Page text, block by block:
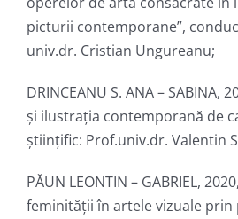
picturii contemporane”,
univ.dr. Cristian Ungureanu;
DRINCEANU S. ANA – SABINA,
și ilustrația contemporană de
ştiinţific: Prof.univ.dr. Valentin
PĂUN LEONTIN – GABRIEL,
feminității în artele vizuale prin